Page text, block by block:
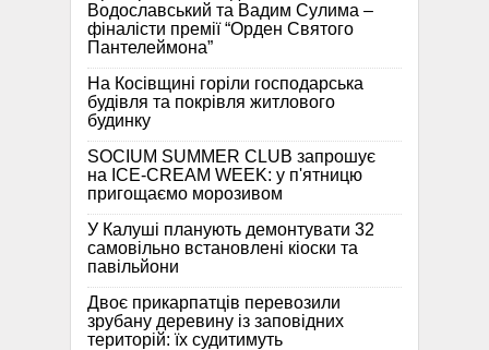
Водославський та Вадим Сулима –
фіналісти премії “Орден Святого
Пантелеймона”
На Косівщині горіли господарська
будівля та покрівля житлового
будинку
SOCIUM SUMMER CLUB запрошує
на ICE-CREAM WEEK: у п'ятницю
пригощаємо морозивом
У Калуші планують демонтувати 32
самовільно встановлені кіоски та
павільйони
Двоє прикарпатців перевозили
зрубану деревину із заповідних
територій: їх судитимуть